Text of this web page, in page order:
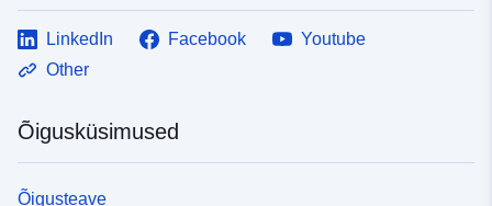
LinkedIn Facebook
Youtube
Other
Õigusküsimused
Õigusteave